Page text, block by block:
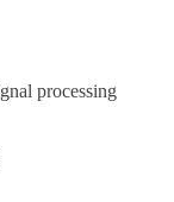
processing